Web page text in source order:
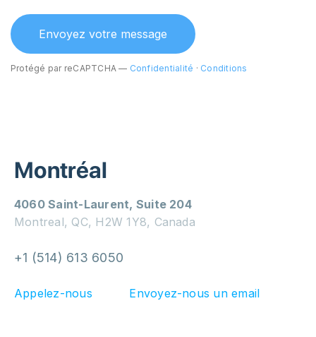
Protégé par reCAPTCHA — Confidentialité · Conditions
Montréal
4060 Saint-Laurent, Suite 204
Montreal, QC, H2W 1Y8, Canada
+1 (514) 613 6050
Appelez-nous Envoyez-nous un email